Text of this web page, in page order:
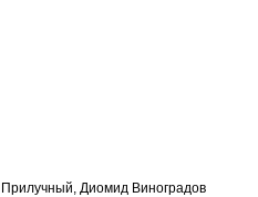
Диомид Виноградов